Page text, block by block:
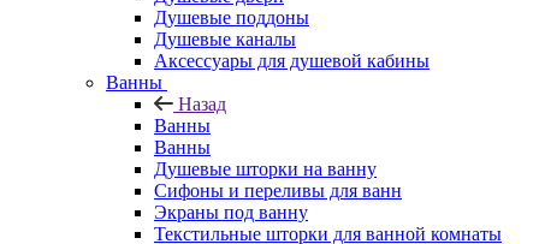
Душевые поддоны
Душевые каналы
Аксессуары для душевой кабины
Ванны
Назад
Ванны
Ванны
Душевые шторки на ванну
Сифоны и переливы для ванн
Экраны под ванну
Текстильные шторки для ванной комнаты